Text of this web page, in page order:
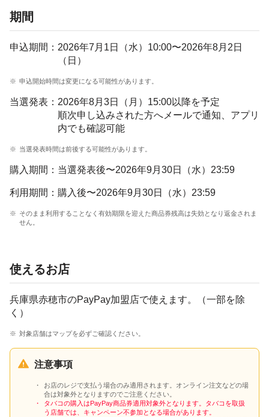
期間
申込期間： 2026年7月1日（水）10:00〜2026年8月2日
（日）
申込開始時間は変更になる可能性があります。
当選発表： 2026年8月3日（月）15:00以降を予定
順次申し込みされた方へメールで通知、アプリ
内でも確認可能
当選発表時間は前後する可能性があります。
購入期間： 当選発表後〜2026年9月30日（水）23:59
利用期間： 購入後〜2026年9月30日（水）23:59
そのまま利用することなく有効期限を迎えた商品券残高は失効となり返金されま
せん。
使えるお店
兵庫県赤穂市のPayPay加盟店で使えます。（一部を除
く）
対象店舗はマップを必ずご確認ください。
注意事項
お店のレジで支払う場合のみ適用されます。オンライン注文などの場
合は対象外となりますのでご注意ください。
タバコの購入はPayPay商品券適用対象外となります。タバコを取扱
う店舗では、キャンペーン不参加となる場合があります。